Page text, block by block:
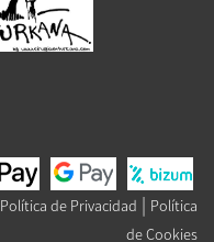
Política de Privacidad | Política
de Cookies